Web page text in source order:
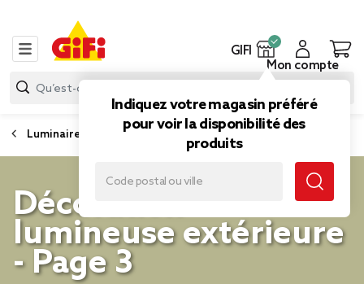
GIFI
Indiquez votre magasin préféré
pour voir la disponibilité des
produits
Mon compte
Luminaire extérieur
Décoration
lumineuse extérieure
- Page 3